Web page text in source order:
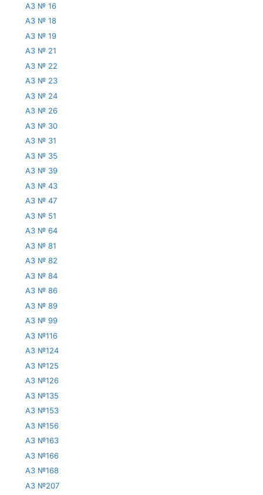
АЗ № 16
АЗ № 18
АЗ № 19
АЗ № 21
АЗ № 22
АЗ № 23
АЗ № 24
АЗ № 26
АЗ № 30
АЗ № 31
АЗ № 35
АЗ № 39
АЗ № 43
АЗ № 47
АЗ № 51
АЗ № 64
АЗ № 81
АЗ № 82
АЗ № 84
АЗ № 86
АЗ № 89
АЗ № 99
АЗ №116
АЗ №124
АЗ №125
АЗ №126
АЗ №135
АЗ №153
АЗ №156
АЗ №163
АЗ №166
АЗ №168
АЗ №207